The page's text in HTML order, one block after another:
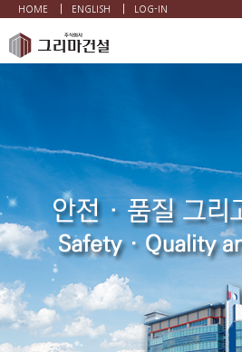
HOME ENGLISH LOG-IN